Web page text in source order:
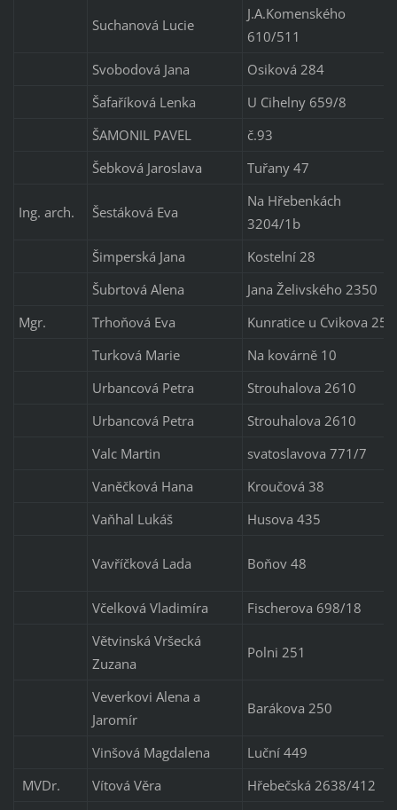
Suchanová Lucie
J.A.Komenského
610/511
Svobodová Jana
Osiková 284
Šafaříková Lenka
U Cihelny 659/8
ŠAMONIL PAVEL
č.93
Šebková Jaroslava
Tuřany 47
Ing. arch. Šestáková Eva
Na Hřebenkách
3204/1b
Šimperská Jana
Kostelní 28
Šubrtová Alena
Jana Želivského 2350
Mgr.
Trhoňová Eva
Kunratice u Cvikova 25
Turková Marie
Na kovárně 10
Urbancová Petra
Strouhalova 2610
Urbancová Petra
Strouhalova 2610
Valc Martin
svatoslavova 771/7
Vaněčková Hana
Kroučová 38
Vaňhal Lukáš
Husova 435
Vavříčková Lada Boňov 48
Včelková Vladimíra
Fischerova 698/18
Větvinská Vršecká
Zuzana
Polni 251
Veverkovi Alena a
Jaromír
Barákova 250
Vinšová Magdalena
Luční 449
MVDr.
Vítová Věra
Hřebečská 2638/412